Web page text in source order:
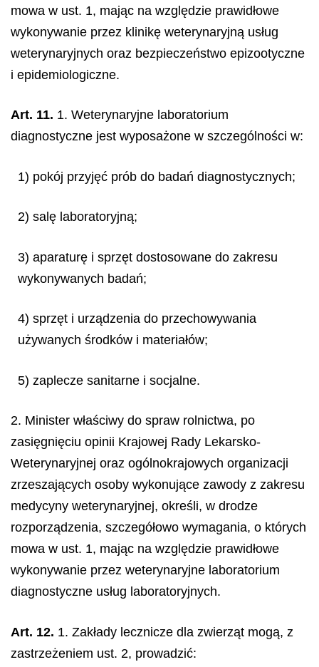
mowa w ust. 1, mając na względzie prawidłowe
wykonywanie przez klinikę weterynaryjną usług
weterynaryjnych oraz bezpieczeństwo epizootyczne
i epidemiologiczne.
Art. 11. 1. Weterynaryjne laboratorium
diagnostyczne jest wyposażone w szczególności w:
1) pokój przyjęć prób do badań diagnostycznych;
2) salę laboratoryjną;
3) aparaturę i sprzęt dostosowane do zakresu
wykonywanych badań;
4) sprzęt i urządzenia do przechowywania
używanych środków i materiałów;
5) zaplecze sanitarne i socjalne.
2. Minister właściwy do spraw rolnictwa, po
zasięgnięciu opinii Krajowej Rady Lekarsko-
Weterynaryjnej oraz ogólnokrajowych organizacji
zrzeszających osoby wykonujące zawody z zakresu
medycyny weterynaryjnej, określi, w drodze
rozporządzenia, szczegółowo wymagania, o których
mowa w ust. 1, mając na względzie prawidłowe
wykonywanie przez weterynaryjne laboratorium
diagnostyczne usług laboratoryjnych.
Art. 12. 1. Zakłady lecznicze dla zwierząt mogą, z
zastrzeżeniem ust. 2, prowadzić: